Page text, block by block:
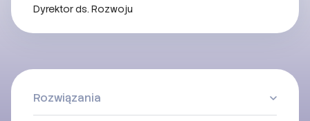
Dyrektor ds. Rozwoju
Rozwiązania